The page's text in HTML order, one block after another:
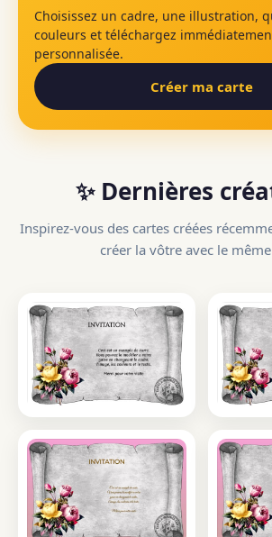
Choisissez un cadre, une illustration,
couleurs et téléchargez
personnalisée.
Créer ma carte
✨ Dernières
Inspirez-vous des cartes créées
créer la vôtre avec le